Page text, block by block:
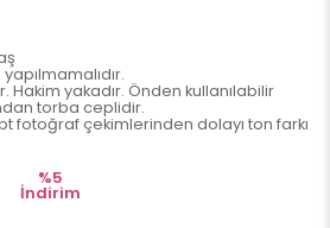
Hakim yakadır. Önden kullanılabilir
torba ceplidir.
fotoğraf çekimlerinden dolayı ton farkı
%5
İndirim